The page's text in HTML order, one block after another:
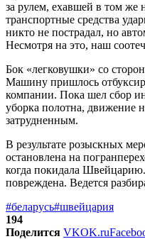
за рулем, ехавшей в том же
транспортные средства
никто не пострадал, но
Несмотря на это, наш
Бок «легковушки» со
Машину пришлось
компании. Пока шел сбор
уборка полотна, движение
затрудненным.
В результате розыскных
остановлена на
когда покидала
повреждена. Ведется
#беларусь#швейцария
194
Поделится VKOK.ru